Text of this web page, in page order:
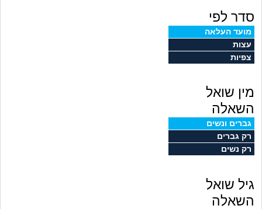
סדר לפי
מועד העלאה
עצות
צפיות
מין שואל
השאלה
גברים ונשים
רק גברים
רק נשים
גיל שואל
השאלה